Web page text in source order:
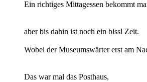
Ein richtiges Mittagessen bekommt
aber bis dahin ist noch ein bissl Zeit.
Wobei der Museumswärter erst am
Das war mal das Posthaus,